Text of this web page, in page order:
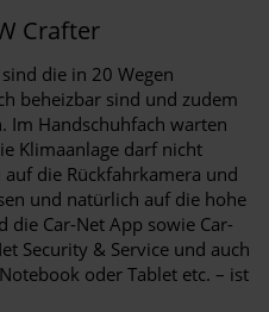
Crafter
die in 20 Wegen
beheizbar sind und zudem
Im Handschuhfach warten
Klimaanlage darf nicht
auf die Rückfahrkamera und
und natürlich auf die hohe
Car-Net App sowie Car-
Security & Service und auch
oder Tablet etc. – ist